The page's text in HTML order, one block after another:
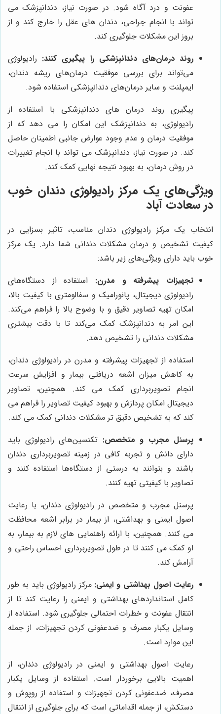
عفونت و درد آگاه شود. در صورت نیاز، دندانپزشک می
تواند با انجام جراحی، دندان های عقل را خارج کند و از
بروز این مشکلات جلوگیری کند.
روند درمان‌های دندانپزشکی را پیگیری کنند: رادیولوژی
می‌تواند برای بررسی موفقیت درمان‌های ریشه دندان،
ایمپلنت و سایر درمان‌های دندانپزشکی استفاده شود.
پیگیری روند درمان های دندانپزشکی با استفاده از
رادیولوژی، به دندانپزشک این امکان را می دهد که از
موفقیت درمان و عدم وجود عوارض جانبی اطمینان حاصل
کند. در صورت نیاز، دندانپزشک می تواند با انجام تغییرات
در روش درمان، به بهبود نتیجه نهایی کمک کند.
ویژگی‌های یک مرکز رادیولوژی دندان خوب
در سعادت آباد
انتخاب یک مرکز رادیولوژی دندان مناسب، تاثیر بسزایی در
کیفیت تشخیص و درمان مشکلات دندانی شما دارد. یک مرکز
خوب باید دارای ویژگی‌های زیر باشد:
تجهیزات پیشرفته و مدرن: استفاده از دستگاه‌های
رادیولوژی دیجیتال، پانورامیک و سفالومتری با کیفیت بالا،
امکان تهیه تصاویر دقیق و با وضوح بالا را فراهم می‌کند.
این امر به دندانپزشک کمک می‌کند تا با دقت بیشتری
مشکلات دندانی را تشخیص دهد.
استفاده از تجهیزات پیشرفته و مدرن در رادیولوژی دندان،
به کاهش میزان اشعه دریافتی بیمار و افزایش سرعت
انجام تصویربرداری کمک می کند. همچنین، تصاویر
دیجیتال امکان پردازش و بهبود کیفیت تصاویر را فراهم می
کند که به تشخیص دقیق تر مشکلات دندانی کمک می کند.
پرسنل مجرب و متخصص: تکنسین‌های رادیولوژی باید
دارای دانش و تجربه کافی در زمینه تصویربرداری دندان
باشند و بتوانند به درستی از دستگاه‌ها استفاده کنند و
تصاویر با کیفیتی تهیه کنند.
پرسنل مجرب و متخصص در رادیولوژی دندان، با رعایت
اصول ایمنی و بهداشتی، از بیمار در برابر اشعه محافظت
می کنند. همچنین، با ارائه راهنمایی های لازم به بیمار، به
او کمک می کنند تا در طول تصویربرداری احساس راحتی و
آرامش کند.
رعایت اصول بهداشتی و ایمنی: مرکز رادیولوژی باید به طور
کامل استانداردهای بهداشتی و ایمنی را رعایت کند تا از
انتقال عفونت و خطرات احتمالی جلوگیری شود. استفاده از
وسایل یکبار مصرف و ضدعفونی کردن تجهیزات، از جمله
این موارد است.
رعایت اصول بهداشتی و ایمنی در رادیولوژی دندان، از
اهمیت بالایی برخوردار است. استفاده از وسایل یکبار
مصرف، ضدعفونی کردن تجهیزات و استفاده از روپوش و
دستکش، از جمله اقداماتی است که برای جلوگیری از انتقال